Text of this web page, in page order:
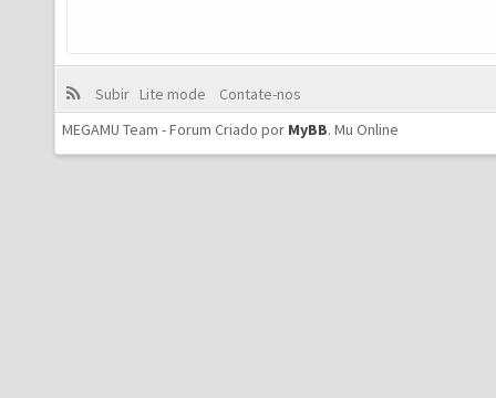
Subir Lite mode
Contate-nos
MEGAMU Team - Forum Criado por MyBB. Mu Online